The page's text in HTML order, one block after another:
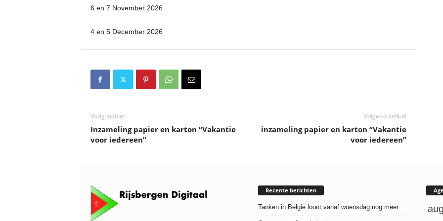
6 en 7 November 2026
4 en 5 December 2026
Vorig artikel
Inzameling papier en karton “Vakantie
voor iedereen”
Volgend artikel
inzameling papier en karton “Vakantie
voor iedereen”
Recente berichten
Tanken in België loont vanaf woensdag nog meer